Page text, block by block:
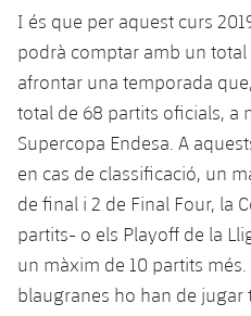
Palau Blaugrana
Estadi Johan Cruyff
Barça Cafe
Ciutat Esportiva
La Masia
plusicon
més
Serveis
Serveis Mèdics
plusicon
més
Acreditacions
SUB10 A
SUB10 B
SUB9 A
SUB9 B
SUB8 A
Classificacions
Jugadors
Fotos
Història
Palmarès
Cadet B
Infantil A
Infantil B
Mini
Calendari
Entrades
Resultats
Jugadors
Fotos
Actualitat
Calendari
Resultats
Classificació
Jugadors
Fotos
Base
plusicon
més
Actualitat
Juvenil
Cadet A
Cadet B
PLUSICON
MÉS
Primer equip
plusicon
més
Actualitat
Calendari
Barça Atlètic
plusicon
més
Actualitat
Base
plusicon
I és que per aquest curs
podrà comptar amb un total
afrontar una temporada
total de 68 partits oficials, a
Supercopa Endesa. A
en cas de classificació, un
de final i 2 de Final Four, la
partits- o els Playoff de la
un màxim de 10 partits
blaugranes ho han de jugar